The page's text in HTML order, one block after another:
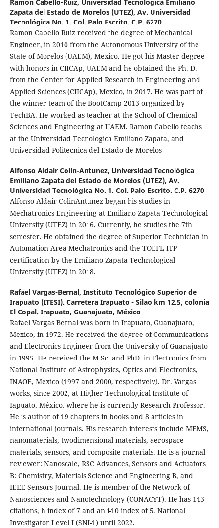
Ramón Cabello-Ruiz, Universidad Tecnológica Emiliano
Zapata del Estado de Morelos (UTEZ), Av. Universidad
Tecnológica No. 1. Col. Palo Escrito. C.P. 6270
Ramon Cabello Ruiz received the degree of Mechanical
Engineer, in 2010 from the Autonomous University of the
State of Morelos (UAEM), Mexico. He got his Master degree
with honors in CIICAp, UAEM and he obtained the Ph. D.
from the Center for Applied Research in Engineering and
Applied Sciences (CIICAp), Mexico, in 2017. He was part of
the winner team of the BootCamp 2013 organized by
TechBA. He worked as teacher at the School of Chemical
Sciences and Engineering at UAEM. Ramon Cabello teachs
at the Universidad Tecnologica Emiliano Zapata, and
Universidad Politecnica del Estado de Morelos
Alfonso Aldair Colin-Antunez, Universidad Tecnológica
Emiliano Zapata del Estado de Morelos (UTEZ), Av.
Universidad Tecnológica No. 1. Col. Palo Escrito. C.P. 6270
Alfonso Aldair ColinAntunez began his studies in
Mechatronics Engineering at Emiliano Zapata Technological
University (UTEZ) in 2016. Currently, he studies the 7th
semester. He obtained the degree of Superior Technician in
Automation Area Mechatronics and the TOEFL ITP
certification by the Emiliano Zapata Technological
University (UTEZ) in 2018.
Rafael Vargas-Bernal, Instituto Tecnológico Superior de
Irapuato (ITESI). Carretera Irapuato - Silao km 12.5, colonia
El Copal. Irapuato, Guanajuato, México
Rafael Vargas Bernal was born in Irapuato, Guanajuato,
Mexico, in 1972. He received the degree of Communications
and Electronics Engineer from the University of Guanajuato
in 1995. He received the M.Sc. and PhD. in Electronics from
National Institute of Astrophysics, Optics and Electronics,
INAOE, México (1997 and 2000, respectively). Dr. Vargas
works, since 2002, at Higher Technological Institute of
Iapuato, México, where he is currently Research Professor.
He is author of 19 chapters in books and 8 articles in
international journals. His research interests include MEMS,
nanomaterials, twodimensional materials, aerospace
materials, sensors, and composite materials. He is a journal
reviewer: Nanoscale, RSC Advances, Sensors and Actuators
B: Chemistry, Materials Science and Engineering B, and
IEEE Sensors Journal. He is member of the Network of
Nanosciences and Nanotechnology (CONACYT). He has 143
citations, h index of 7 and an i-10 index of 5. National
Investigator Level I (SNI-1) until 2022.